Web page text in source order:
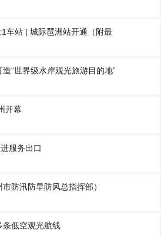
车站 | 城际琶洲站开通（附最
造“世界级水岸观光旅游目的地”
开幕
服务出口
防汛防旱防风总指挥部）
条低空观光航线